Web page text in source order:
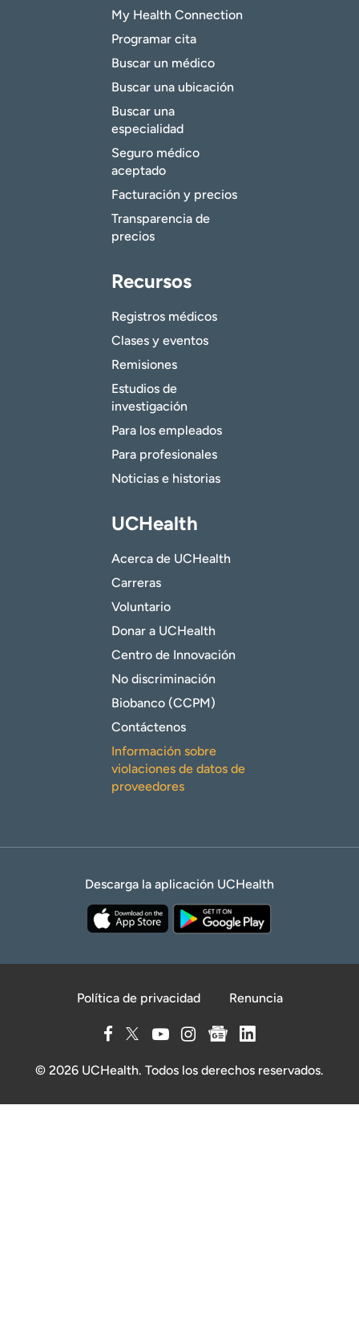
My Health Connection
Programar cita
Buscar un médico
Buscar una ubicación
Buscar una
especialidad
Seguro médico
aceptado
Facturación y precios
Transparencia de
precios
Recursos
Registros médicos
Clases y eventos
Remisiones
Estudios de
investigación
Para los empleados
Para profesionales
Noticias e historias
UCHealth
Acerca de UCHealth
Carreras
Voluntario
Donar a UCHealth
Centro de Innovación
No discriminación
Biobanco (CCPM)
Contáctenos
Información sobre
violaciones de datos de
proveedores
Descarga la aplicación UCHealth
Política de privacidad Renuncia
© 2026 UCHealth. Todos los derechos reservados.